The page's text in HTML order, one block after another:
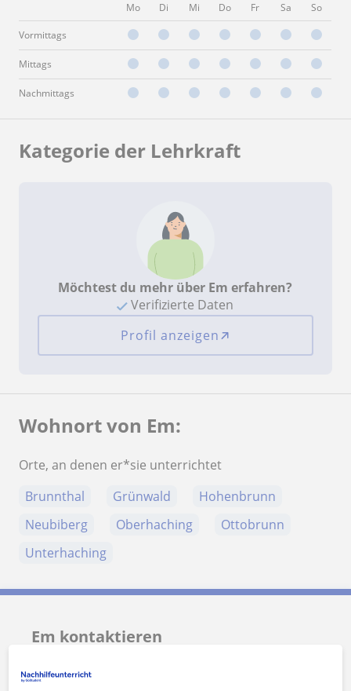
Mo Di Mi Do Fr Sa So
Vormittags
Mittags
Nachmittags
Kategorie der Lehrkraft
Möchtest du mehr über Em erfahren?
Verifizierte Daten
Profil anzeigen
Wohnort von Em:
Orte, an denen er*sie unterrichtet
Brunnthal
Grünwald
Hohenbrunn
Neubiberg
Oberhaching
Ottobrunn
Unterhaching
Em kontaktieren
Preis pro Stunde